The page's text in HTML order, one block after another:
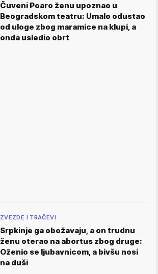
Čuveni Poaro ženu upoznao u
Beogradskom teatru: Umalo odustao
od uloge zbog maramice na klupi, a
onda usledio obrt
ZVEZDE I TRAČEVI
Srpkinje ga obožavaju, a on trudnu
ženu oterao na abortus zbog druge:
Oženio se ljubavnicom, a bivšu nosi
na duši